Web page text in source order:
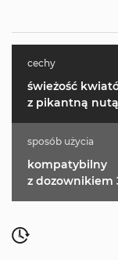
cechy
świeżość
z pikantną nutą
sposób użycia
kompatybilny
z dozownikiem